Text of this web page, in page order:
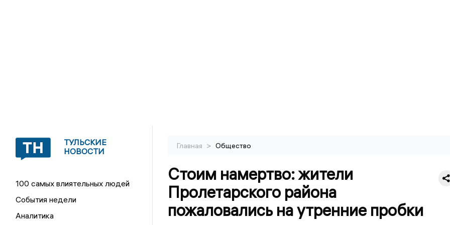
ТУЛЬСКИЕ
НОВОСТИ
100 самых влиятельных людей
События недели
Аналитика
Главная > Общество
Стоим намертво: жители
Пролетарского района
пожаловались на утренние пробки